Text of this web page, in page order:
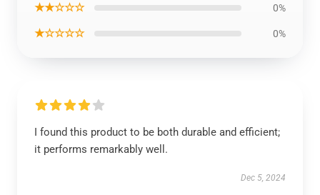
★★☆☆☆ 0%
★☆☆☆☆ 0%
I found this product to be both durable and efficient;
it performs remarkably well.
Dec 5, 2024